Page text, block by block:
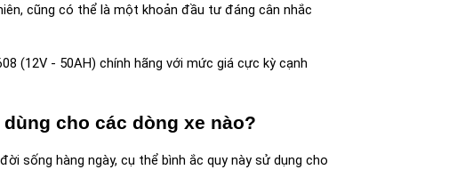
cũng có thể là một khoản đầu tư đáng cân nhắc
(12V - 50AH) chính hãng với mức giá cực kỳ cạnh
dùng cho các dòng xe nào?
sống hàng ngày, cụ thể bình ắc quy này sử dụng cho